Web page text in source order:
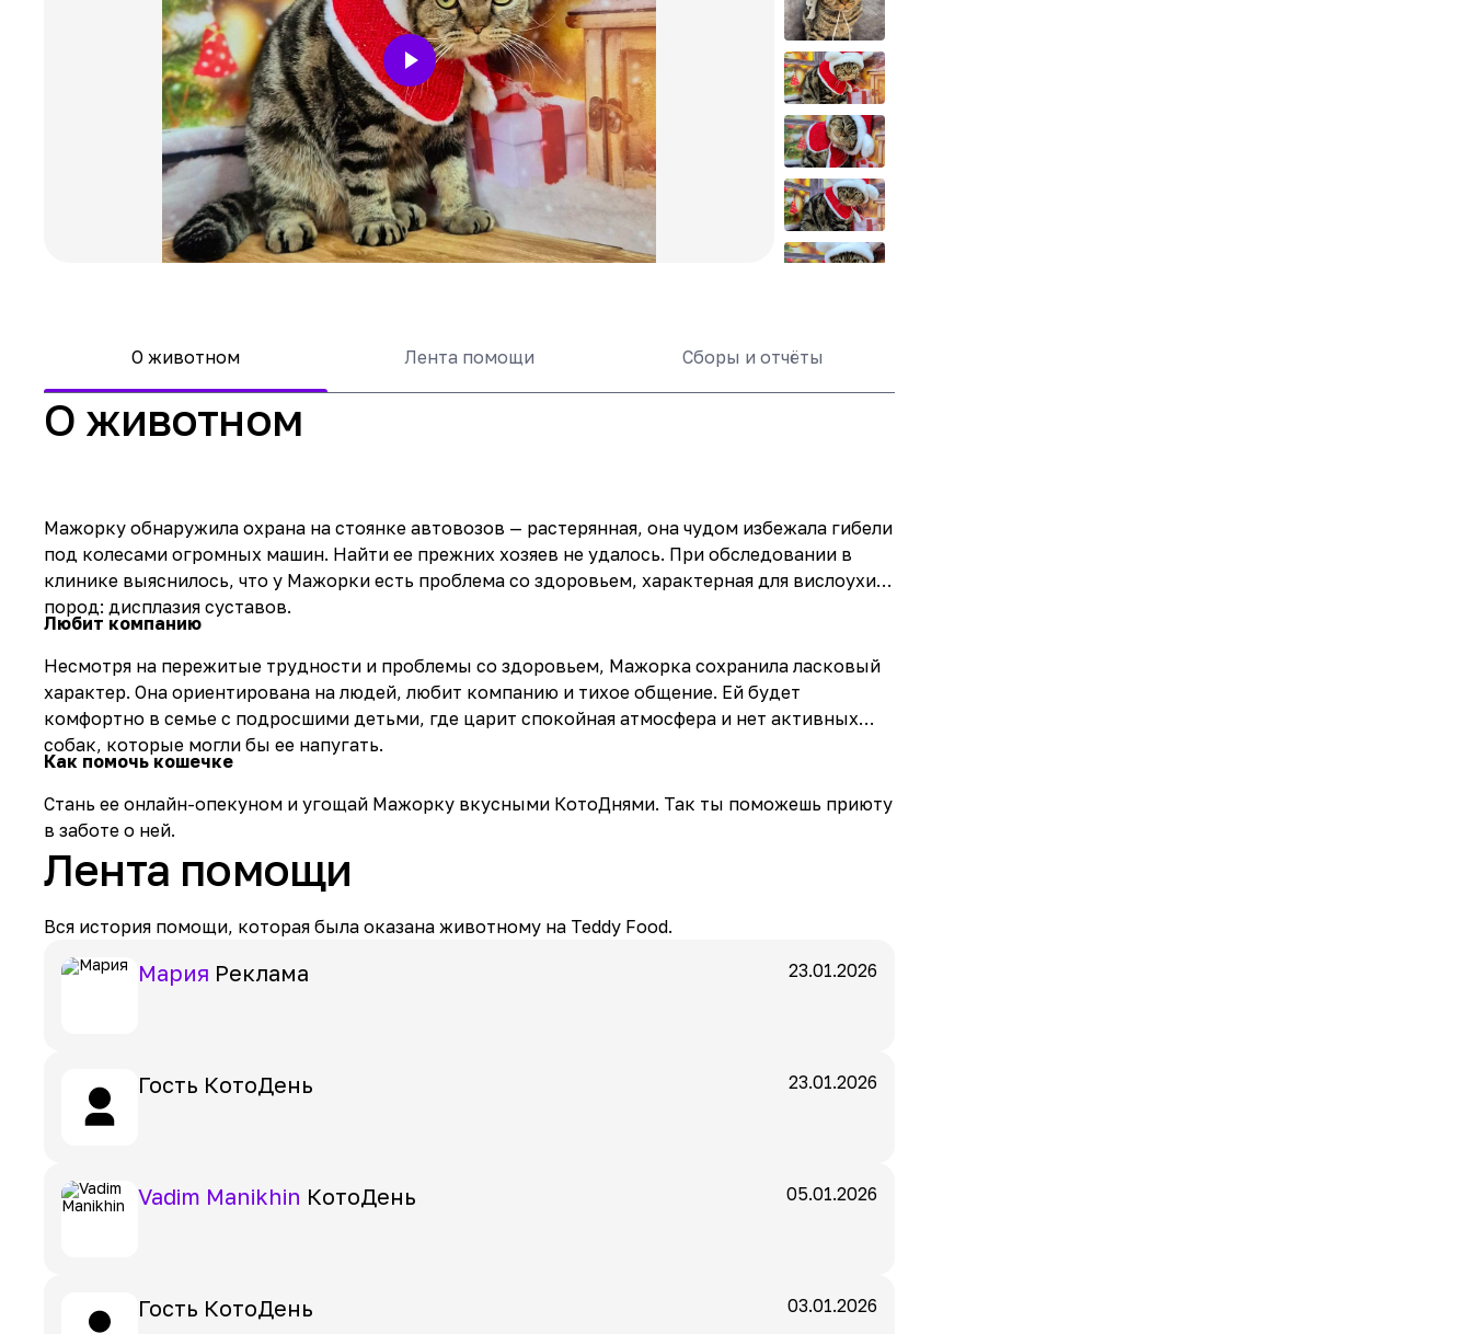
О животном Лента помощи Сборы и отчёты
О животном
Мажорку обнаружила охрана на стоянке автовозов — растерянная, она чудом избежала гибели
под колесами огромных машин. Найти ее прежних хозяев не удалось. При обследовании в
клинике выяснилось, что у Мажорки есть проблема со здоровьем, характерная для вислоухих
пород: дисплазия суставов.
Любит компанию
Несмотря на пережитые трудности и проблемы со здоровьем, Мажорка сохранила ласковый
характер. Она ориентирована на людей, любит компанию и тихое общение. Ей будет
комфортно в семье с подросшими детьми, где царит спокойная атмосфера и нет активных
собак, которые могли бы ее напугать.
Как помочь кошечке
Стань ее онлайн-опекуном и угощай Мажорку вкусными КотоДнями. Так ты поможешь приюту
в заботе о ней.
Лента помощи
Вся история помощи, которая была оказана животному на Teddy Food.
Мария Реклама 23.01.2026
Гость КотоДень 23.01.2026
Vadim Manikhin КотоДень 05.01.2026
Гость КотоДень 03.01.2026